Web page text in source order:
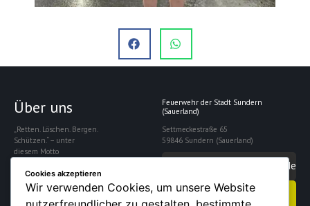
Über uns
„Retten. Löschen. Bergen.
Schützen.“ – unter
diesem Motto
Freiwillige Feuerwehr
Sundern die Sicherheit
der rund 28.000
Feuerwehr der Stadt Sundern
(Sauerland)
Settmeckestraße 65
59846 Sundern (Sauerland)
info@feuerwehrsundern.de
Kontakt aufnehmen
Cookies akzeptieren
Wir verwenden Cookies, um unsere Website